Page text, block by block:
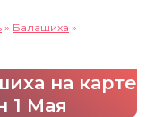
» Балашиха »
на карте
1 Мая